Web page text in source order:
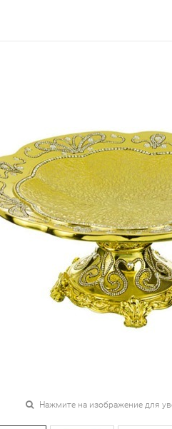
Нажмите на изображение для